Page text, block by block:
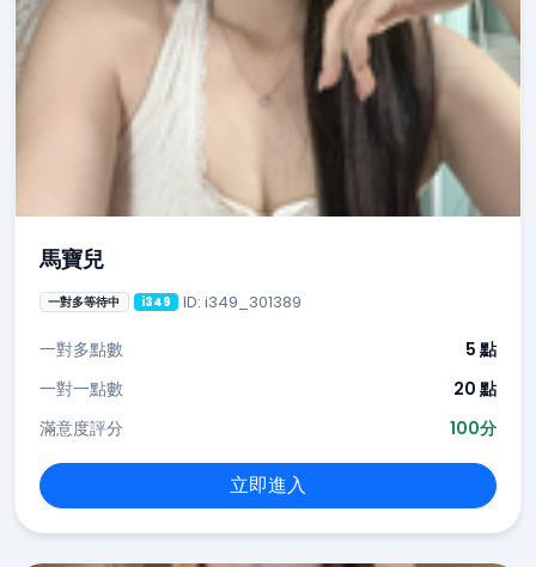
馬寶兒
一對多等待中 i349 ID: i349_301389
一對多點數
5 點
一對一點數
20 點
滿意度評分
100分
立即進入